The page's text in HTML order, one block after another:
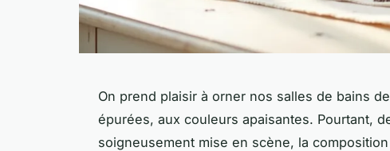
On prend plaisir à orner nos salles de bains
épurées, aux couleurs apaisantes. Pourtant,
soigneusement mise en scène, la